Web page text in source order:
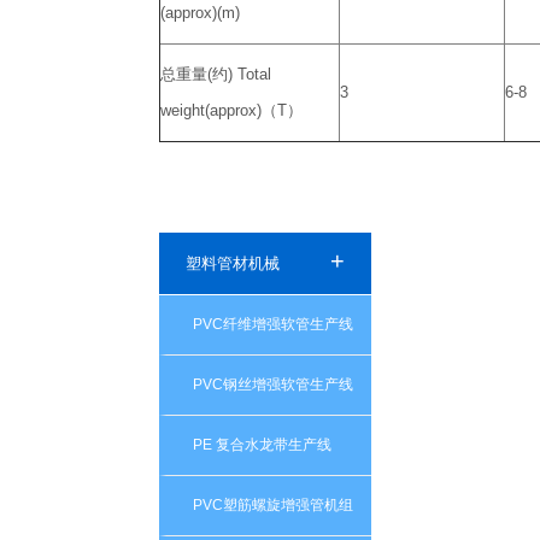
(approx)(m)
总重量(约) Total
weight(approx)（T）
3 6-8
塑料管材机械 +
PVC纤维增强软管生产线
PVC钢丝增强软管生产线
PE 复合水龙带生产线
PVC塑筋螺旋增强管机组